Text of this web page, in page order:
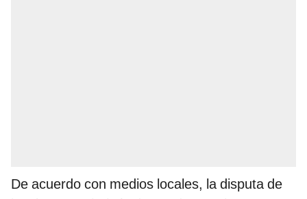
De acuerdo con medios locales, la disputa de